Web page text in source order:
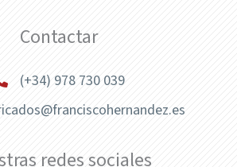
Contactar
(+34) 978 730 039
redes sociales